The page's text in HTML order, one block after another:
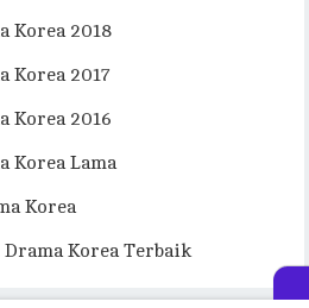
Korea 2018
Korea 2017
Korea 2016
Korea Lama
Korea
Korea Terbaik